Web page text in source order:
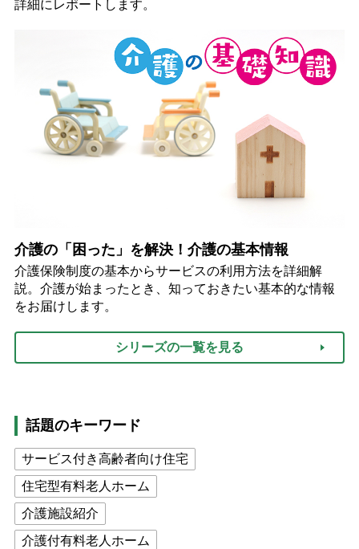
詳細にレポートします。
介護の「困った」を解決！介護の基本情報
介護保険制度の基本からサービスの利用方法を詳細解
説。介護が始まったとき、知っておきたい基本的な情報
をお届けします。
シリーズの一覧を見る
話題のキーワード
サービス付き高齢者向け住宅
住宅型有料老人ホーム
介護施設紹介
介護付有料老人ホーム